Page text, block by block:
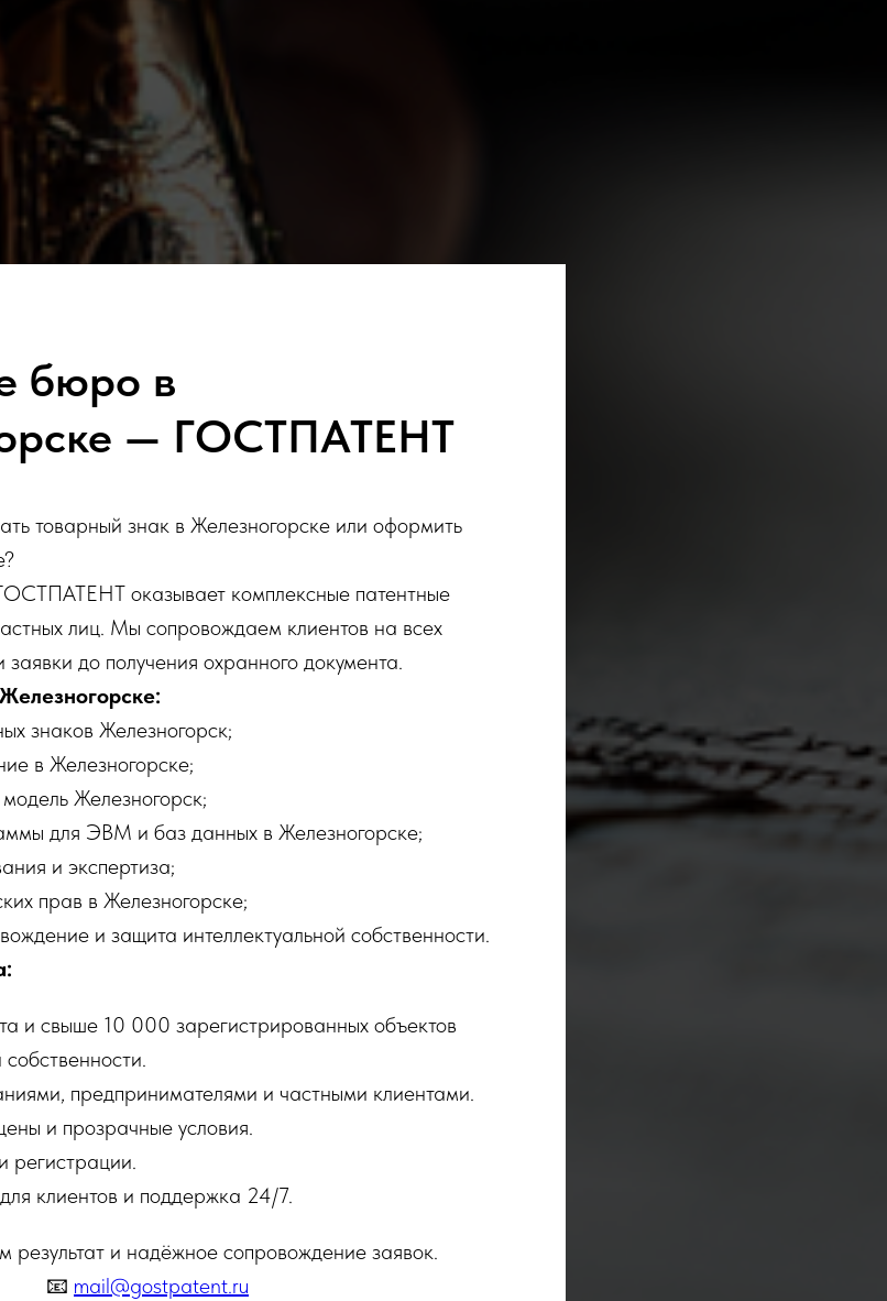
бюро в
— ГОСТПАТЕНТ
товарный знак в Железногорске или оформить
оказывает комплексные патентные
лиц. Мы сопровождаем клиентов на всех
заявки до получения охранного документа.
знаков Железногорск;
в Железногорске;
Железногорск;
для ЭВМ и баз данных в Железногорске;
и экспертиза;
прав в Железногорске;
и защита интеллектуальной собственности.
и свыше 10 000 зарегистрированных объектов
собственности.
предпринимателями и частными клиентами.
и прозрачные условия.
регистрации.
клиентов и поддержка 24/7.
результат и надёжное сопровождение заявок.
📧 mail@gostpatent.ru